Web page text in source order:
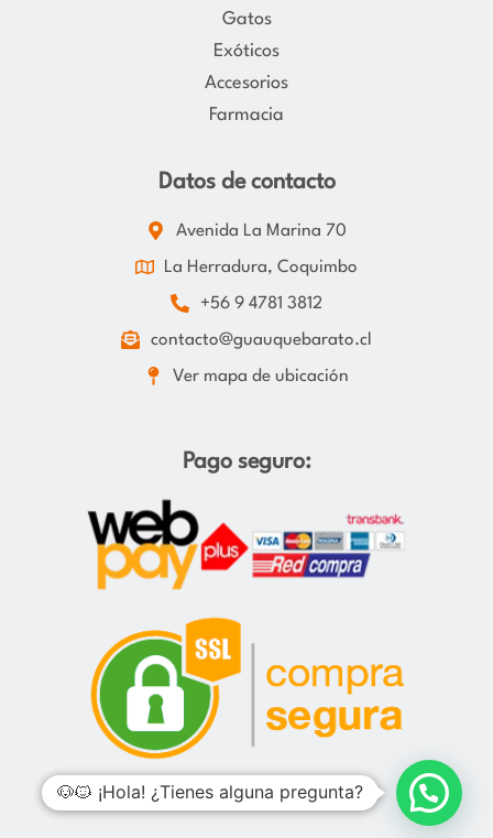
Gatos
Exóticos
Accesorios
Farmacia
Datos de contacto
Avenida La Marina 70
La Herradura, Coquimbo
+56 9 4781 3812
contacto@guauquebarato.cl
Ver mapa de ubicación
Pago seguro:
🐶🐱 ¡Hola! ¿Tienes alguna pregunta?